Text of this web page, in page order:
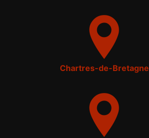
Chartres-de-Bretagne